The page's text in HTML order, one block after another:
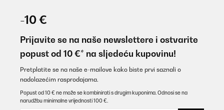
-10 €
Prijavite se na naše newslettere i ostvarite
popust od 10 €* na sljedeću kupovinu!
Pretplatite se na naše e-mailove kako biste prvi saznali o
nadolazećim rasprodajama.
Popust od 10 € ne može se kombinirati s drugim kuponima. Odnosi se na
narudžbu minimalne vrijednosti 100 €.